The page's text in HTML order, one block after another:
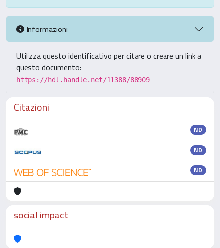
Informazioni
Utilizza questo identificativo per citare o creare un link a
questo documento:
https://hdl.handle.net/11388/88909
Citazioni
ND
ND
ND
social impact